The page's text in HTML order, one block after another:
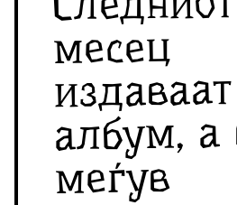
месец
албум, а
меѓув